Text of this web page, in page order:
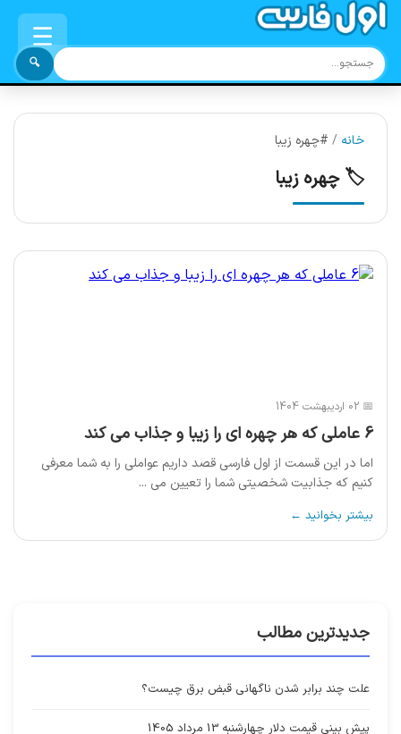
☰
🔍
خانه / #چهره زیبا
🏷️ چهره زیبا
📅 02 اردیبهشت 1404
6 عاملی که هر چهره ای را زیبا و جذاب می کند
اما در این قسمت از اول فارسی قصد داریم عواملی را به شما معرفی
کنیم که جذابیت شخصیتی شما را تعیین می ...
بیشتر بخوانید ←
جدیدترین مطالب
علت چند برابر شدن ناگهانی قبض برق چیست؟
پیش بینی قیمت دلار چهارشنبه 13 مرداد 1405